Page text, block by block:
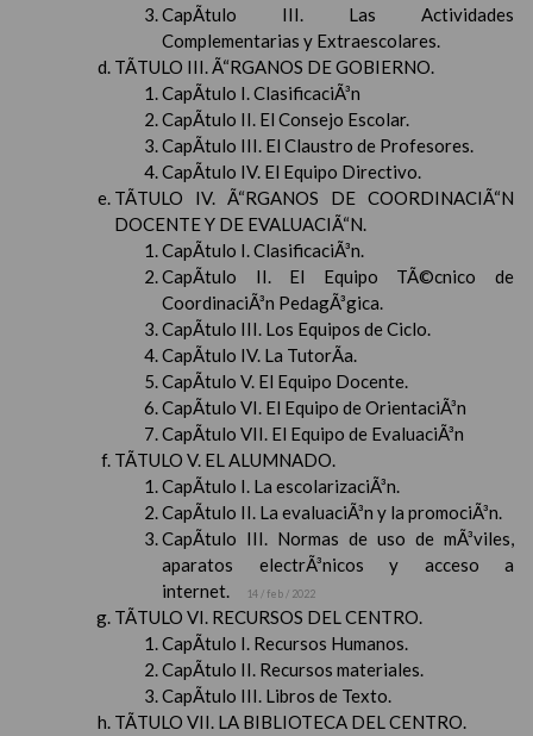
CapÃ­tulo III. Las Actividades
Complementarias y Extraescolares.
TÃTULO III. Ã“RGANOS DE GOBIERNO.
CapÃ­tulo I. ClasificaciÃ³n
CapÃ­tulo II. El Consejo Escolar.
CapÃ­tulo III. El Claustro de Profesores.
CapÃ­tulo IV. El Equipo Directivo.
TÃTULO IV. Ã“RGANOS DE COORDINACIÃ“N
DOCENTE Y DE EVALUACIÃ“N.
CapÃ­tulo I. ClasificaciÃ³n.
CapÃ­tulo II. El Equipo TÃ©cnico de
CoordinaciÃ³n PedagÃ³gica.
CapÃ­tulo III. Los Equipos de Ciclo.
CapÃ­tulo IV. La TutorÃ­a.
CapÃ­tulo V. El Equipo Docente.
CapÃ­tulo VI. El Equipo de OrientaciÃ³n
CapÃ­tulo VII. El Equipo de EvaluaciÃ³n
TÃTULO V. EL ALUMNADO.
CapÃ­tulo I. La escolarizaciÃ³n.
CapÃ­tulo II. La evaluaciÃ³n y la promociÃ³n.
CapÃ­tulo III. Normas de uso de mÃ³viles,
aparatos electrÃ³nicos y acceso a
internet.
14 / feb / 2022
TÃTULO VI. RECURSOS DEL CENTRO.
CapÃ­tulo I. Recursos Humanos.
CapÃ­tulo II. Recursos materiales.
CapÃ­tulo III. Libros de Texto.
TÃTULO VII. LA BIBLIOTECA DEL CENTRO.